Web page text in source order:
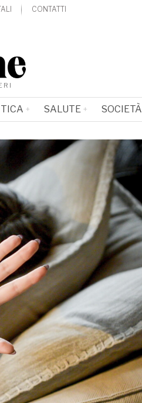
CONTATTI
SALUTE SOCIETÀ